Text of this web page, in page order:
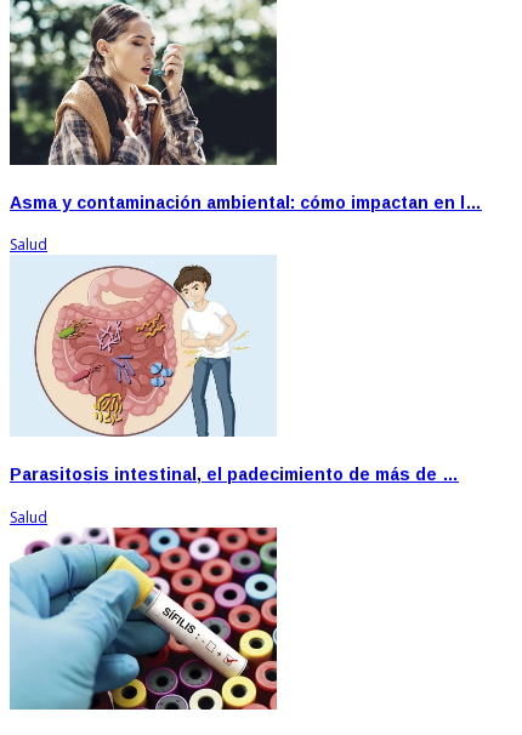
Asma y contaminación ambiental: cómo impactan en l…
Salud
Parasitosis intestinal, el padecimiento de más de …
Salud